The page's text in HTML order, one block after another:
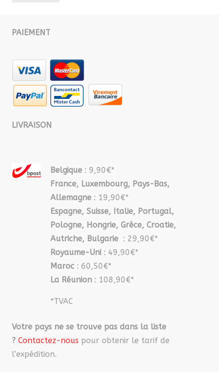
PAIEMENT
LIVRAISON
Belgique : 9,90€*
France, Luxembourg, Pays-Bas,
Allemagne : 19,90€*
Espagne, Suisse, Italie, Portugal,
Pologne, Hongrie, Grèce, Croatie,
Autriche, Bulgarie : 29,90€*
Royaume-Uni : 49,90€*
Maroc : 60,50€*
La Réunion : 108,90€*
*TVAC
Votre pays ne se trouve pas dans la liste
? Contactez-nous pour obtenir le tarif de
l’expédition.